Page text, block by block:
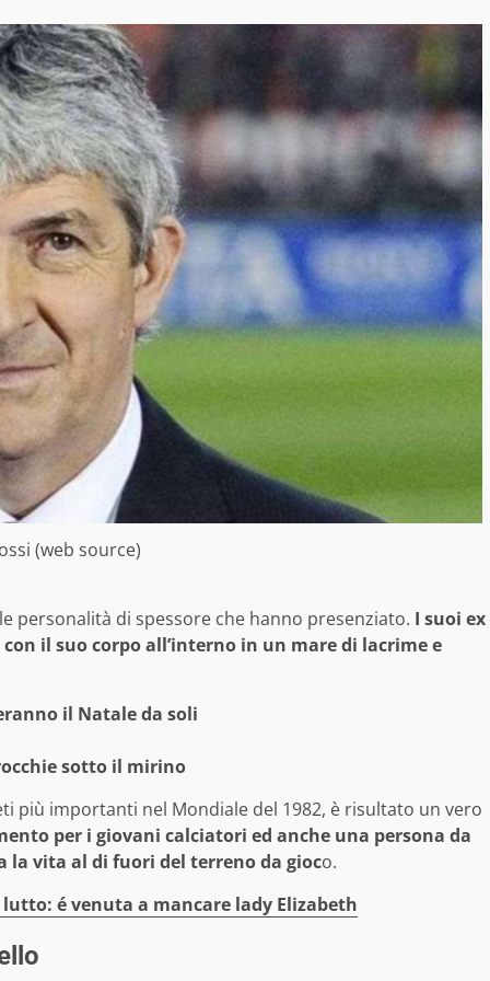
(web source)
personalità di spessore che hanno presenziato. I suoi ex
il suo corpo all’interno in un mare di lacrime e
il Natale da soli
sotto il mirino
più importanti nel Mondiale del 1982, è risultato un vero
per i giovani calciatori ed anche una persona da
la vita al di fuori del terreno da gioco.
é venuta a mancare lady Elizabeth